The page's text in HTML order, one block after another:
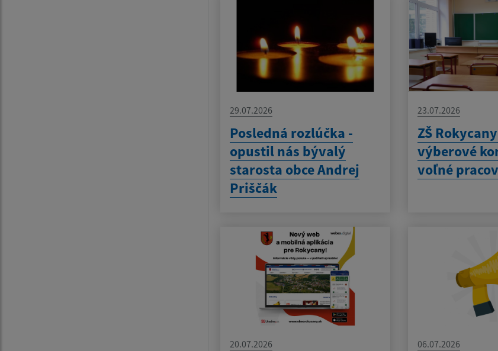
29.07.2026
Posledná rozlúčka -
opustil nás bývalý
starosta obce Andrej
Priščák
23.07.2026
ZŠ
výberové
voľné
20.07.2026 06.07.2026